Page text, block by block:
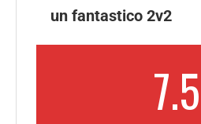
un fantastico 2v2
7.5